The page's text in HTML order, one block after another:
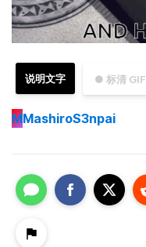
● 标清 GIF
说明文字
MMashiroS3npai